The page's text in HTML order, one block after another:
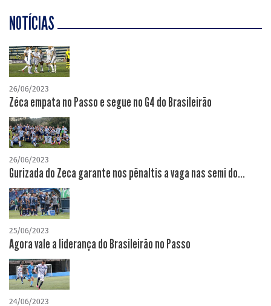
NOTÍCIAS
26/06/2023
Zéca empata no Passo e segue no G4 do Brasileirão
26/06/2023
Gurizada do Zeca garante nos pênaltis a vaga nas semi do...
25/06/2023
Agora vale a liderança do Brasileirão no Passo
24/06/2023